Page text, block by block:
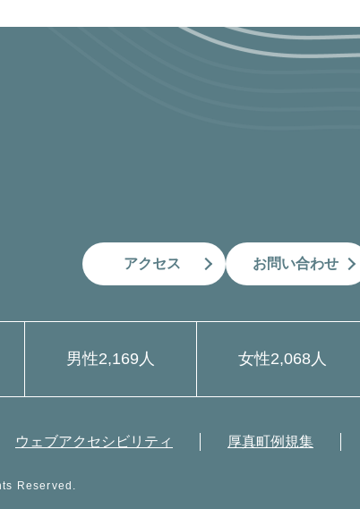
アクセス お問い合わせ
男性2,169人 女性2,068人
ウェブアクセシビリティ 厚真町例規集
Reserved.